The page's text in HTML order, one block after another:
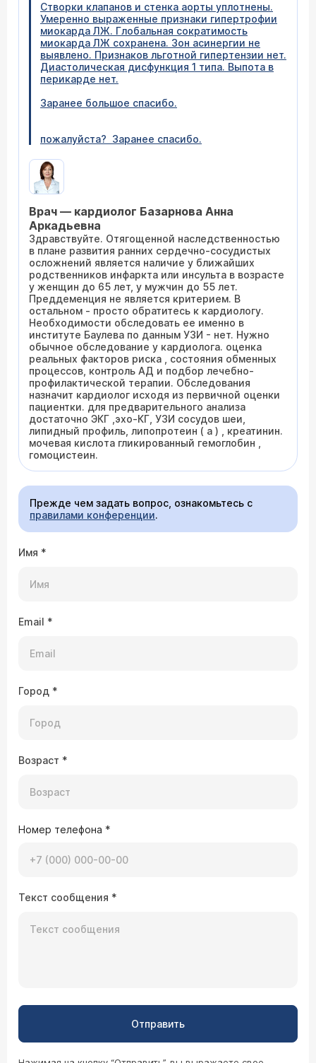
Створки клапанов и стенка аорты уплотнены.
Умеренно выраженные признаки гипертрофии
миокарда ЛЖ. Глобальная сократимость
миокарда ЛЖ сохранена. Зон асинергии не
выявлено. Признаков льготной гипертензии нет.
Диастолическая дисфункция 1 типа. Выпота в
перикарде нет.
Заранее большое спасибо.
пожалуйста? Заранее спасибо.
Врач — кардиолог Базарнова Анна
Аркадьевна
Здравствуйте. Отягощенной наследственностью
в плане развития ранних сердечно-сосудистых
осложнений является наличие у ближайших
родственников инфаркта или инсульта в возрасте
у женщин до 65 лет, у мужчин до 55 лет.
Преддеменция не является критерием. В
остальном - просто обратитесь к кардиологу.
Необходимости обследовать ее именно в
институте Баулева по данным УЗИ - нет. Нужно
обычное обследование у кардиолога. оценка
реальных факторов риска , состояния обменных
процессов, контроль АД и подбор лечебно-
профилактической терапии. Обследования
назначит кардиолог исходя из первичной оценки
пациентки. для предварительного анализа
достаточно ЭКГ ,эхо-КГ, УЗИ сосудов шеи,
липидный профиль, липопротеин ( а ) , креатинин.
мочевая кислота гликированный гемоглобин ,
гомоцистеин.
Прежде чем задать вопрос, ознакомьтесь с
правилами конференции.
Имя *
Email *
Город *
Возраст *
Номер телефона *
Текст сообщения *
Отправить